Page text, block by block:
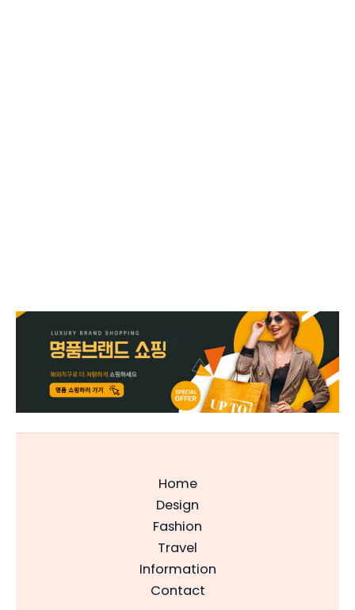
Home
Design
Fashion
Travel
Information
Contact